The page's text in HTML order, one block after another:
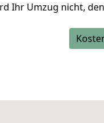
Ihr Umzug nicht,